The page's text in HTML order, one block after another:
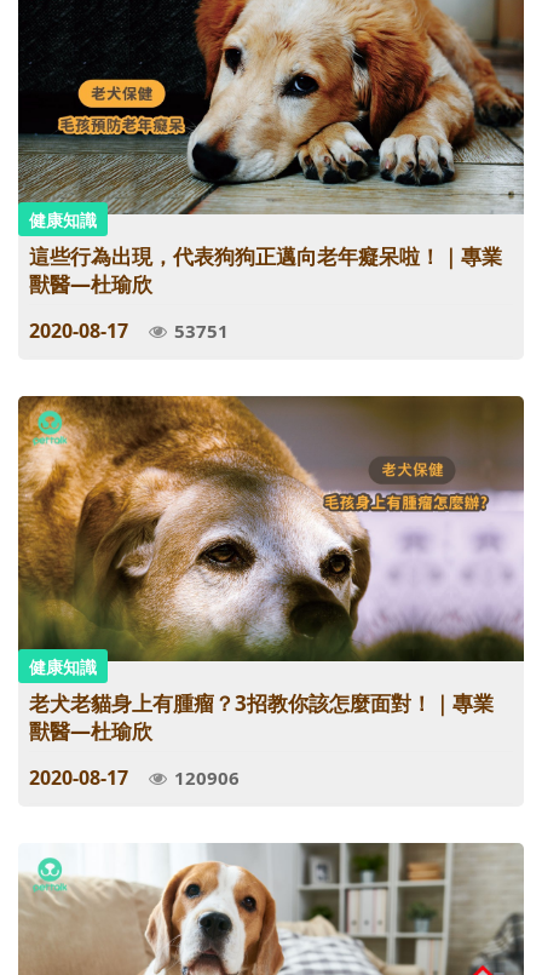
健康知識
這些行為出現，代表狗狗正邁向老年癡呆啦！｜專業
獸醫—杜瑜欣
2020-08-17 53751
健康知識
老犬老貓身上有腫瘤？3招教你該怎麼面對！｜專業
獸醫—杜瑜欣
2020-08-17 120906